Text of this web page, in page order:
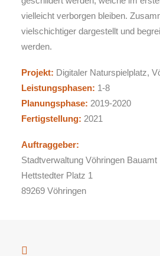
vielleicht verborgen bleiben.
vielschichtiger dargestellt und
werden.
Projekt: Digitaler Naturspielplatz,
Leistungsphasen: 1-8
Planungsphase: 2019-2020
Fertigstellung: 2021
Auftraggeber:
Stadtverwaltung Vöhringen Bauamt
Hettstedter Platz 1
89269 Vöhringen